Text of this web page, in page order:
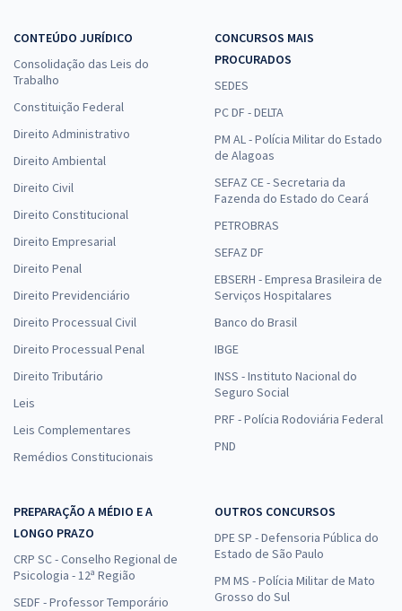
CONTEÚDO JURÍDICO
Consolidação das Leis do
Trabalho
Constituição Federal
Direito Administrativo
Direito Ambiental
Direito Civil
Direito Constitucional
Direito Empresarial
Direito Penal
Direito Previdenciário
Direito Processual Civil
Direito Processual Penal
Direito Tributário
Leis
Leis Complementares
Remédios Constitucionais
CONCURSOS MAIS
PROCURADOS
SEDES
PC DF - DELTA
PM AL - Polícia Militar do Estado
de Alagoas
SEFAZ CE - Secretaria da
Fazenda do Estado do Ceará
PETROBRAS
SEFAZ DF
EBSERH - Empresa Brasileira de
Serviços Hospitalares
Banco do Brasil
IBGE
INSS - Instituto Nacional do
Seguro Social
PRF - Polícia Rodoviária Federal
PND
PREPARAÇÃO A MÉDIO E A
LONGO PRAZO
CRP SC - Conselho Regional de
Psicologia - 12ª Região
SEDF - Professor Temporário
OUTROS CONCURSOS
DPE SP - Defensoria Pública do
Estado de São Paulo
PM MS - Polícia Militar de Mato
Grosso do Sul